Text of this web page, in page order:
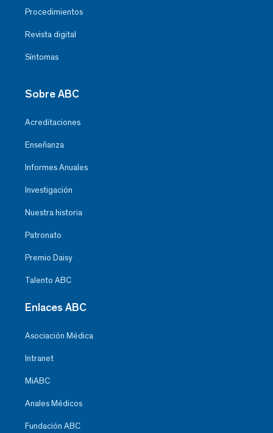
Procedimientos
Revista digital
Síntomas
Sobre ABC
Acreditaciones
Enseñanza
Informes Anuales
Investigación
Nuestra historia
Patronato
Premio Daisy
Talento ABC
Enlaces ABC
Asociación Médica
Intranet
MiABC
Anales Médicos
Fundación ABC